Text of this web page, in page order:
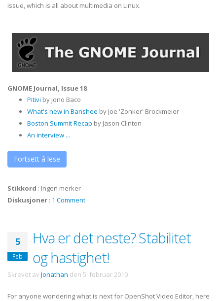
issue, which is all about multimedia on Linux.
GNOME Journal, Issue 18
Pitivi by Jono Baco
What's newin Banshee by Joe 'Zonker' Brockmeier
Boston Summit Recap by Jason Clinton
An interview ...
Fortsett å lese
Stikkord : Ingen merker
Diskusjoner : 1 Comment
5
Feb
Hva er det neste? Stabilitet
og hastighet!
Skrevet av Jonathan den 5. februar 2010 .
For anyone wondering what is next for OpenShot Video Editor, here